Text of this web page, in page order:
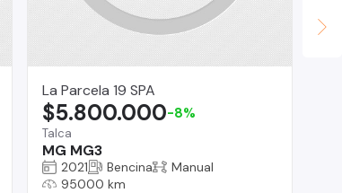
La Parcela 19 SPA
Talca
MG MG3
$5.800.000-8%
2021 Bencina
Manual
95000 km